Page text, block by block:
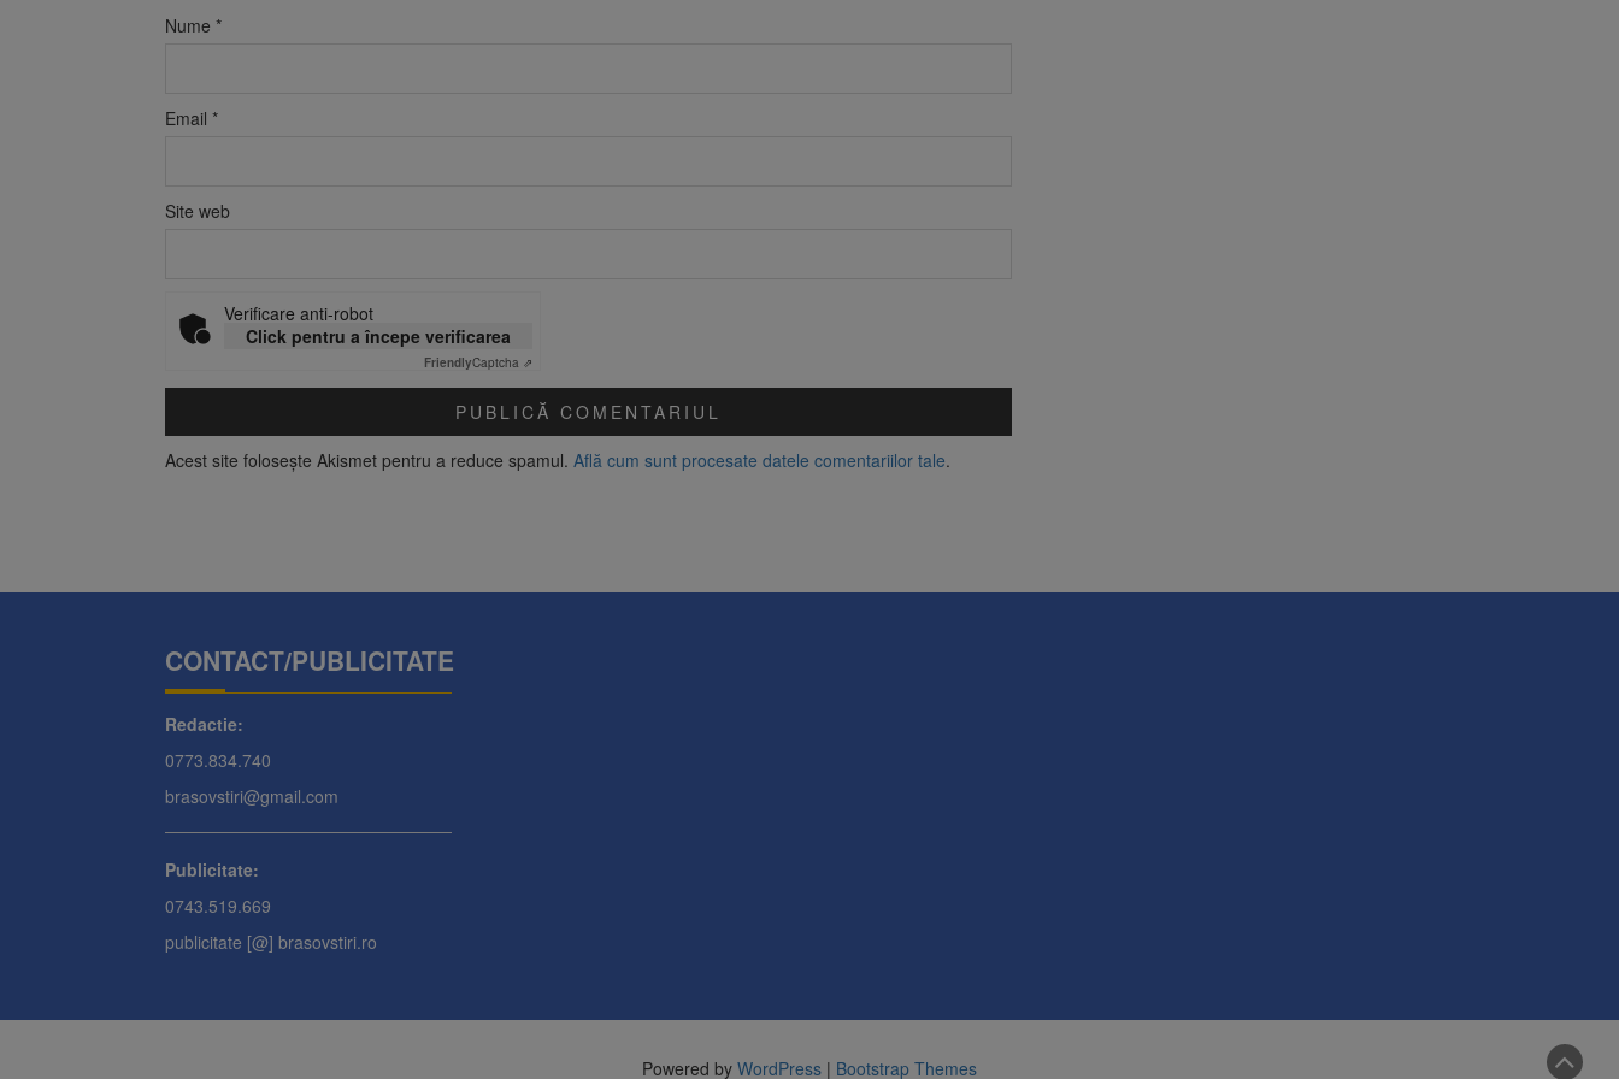
Nume *
Email *
Site web
Verificare anti-robot
Click pentru a începe verificarea
FriendlyCaptcha ⇗
Acest site folosește Akismet pentru a reduce spamul. Află cum sunt procesate datele comentariilor tale.
CONTACT/PUBLICITATE
Redactie:
0773.834.740
brasovstiri@gmail.com
Publicitate:
0743.519.669
publicitate [@] brasovstiri.ro
Powered by WordPress | Bootstrap Themes